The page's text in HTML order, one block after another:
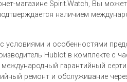
магазине Spirit.Watch, Вы
наличием
условиями и особенностями
Hublot в комплекте с
гарантийный
ремонт и обслуживание